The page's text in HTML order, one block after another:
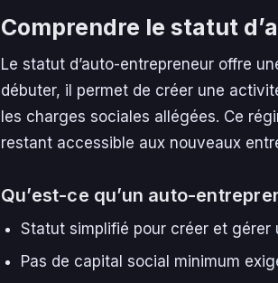
Comprendre le statut
Le statut d’auto-entrepreneur offre
débuter, il permet de créer une
les charges sociales allégées. Ce
restant accessible aux nouveaux
Qu’est-ce qu’un auto-
Statut simplifié pour créer et gérer
Pas de capital social minimum